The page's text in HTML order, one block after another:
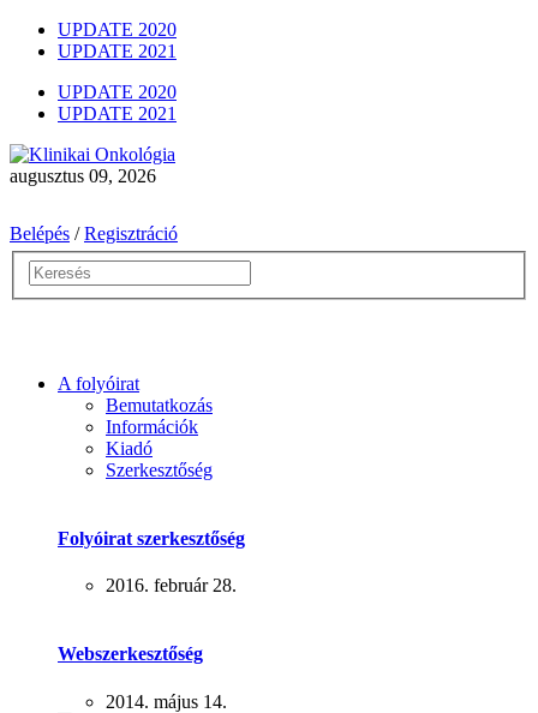
UPDATE 2020
UPDATE 2021
UPDATE 2020
UPDATE 2021
augusztus 09, 2026
Belépés / Regisztráció
A folyóirat
Bemutatkozás
Információk
Kiadó
Szerkesztőség
Folyóirat szerkesztőség
2016. február 28.
Webszerkesztőség
2014. május 14.